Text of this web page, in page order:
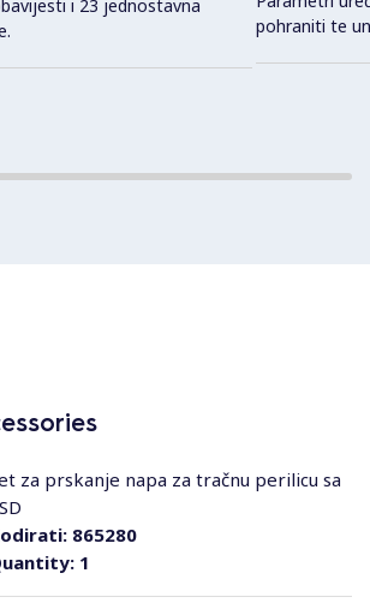
i 23 jednostavna
pohraniti te
1
865280
za prskanje napa za tračnu perilicu sa